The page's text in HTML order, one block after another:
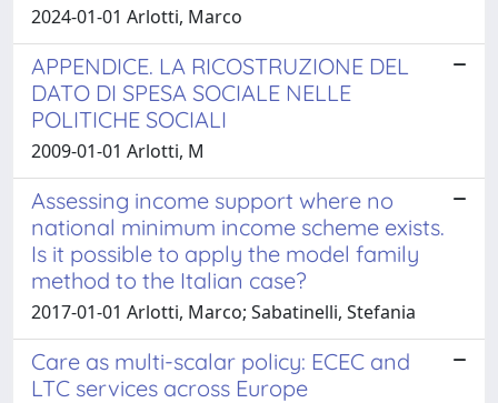
2024-01-01 Arlotti, Marco
APPENDICE. LA RICOSTRUZIONE DEL
DATO DI SPESA SOCIALE NELLE
POLITICHE SOCIALI
2009-01-01 Arlotti, M
Assessing income support where no
national minimum income scheme exists.
Is it possible to apply the model family
method to the Italian case?
2017-01-01 Arlotti, Marco; Sabatinelli, Stefania
Care as multi-scalar policy: ECEC and
LTC services across Europe